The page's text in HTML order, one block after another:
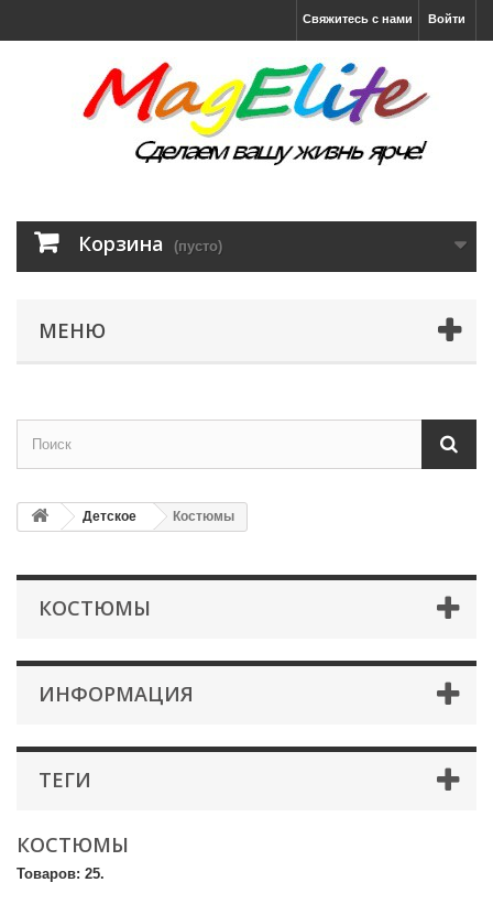
Войти
Свяжитесь с нами
Корзина (пусто)
МЕНЮ
Детское Костюмы
КОСТЮМЫ
ИНФОРМАЦИЯ
ТЕГИ
КОСТЮМЫ
Товаров: 25.